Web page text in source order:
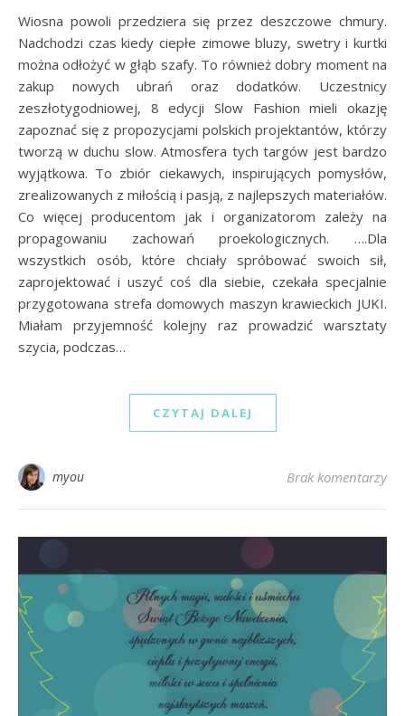
Wiosna powoli przedziera się przez deszczowe chmury.
Nadchodzi czas kiedy ciepłe zimowe bluzy, swetry i kurtki
można odłożyć w głąb szafy. To również dobry moment na
zakup nowych ubrań oraz dodatków. Uczestnicy
zeszłotygodniowej, 8 edycji Slow Fashion mieli okazję
zapoznać się z propozycjami polskich projektantów, którzy
tworzą w duchu slow. Atmosfera tych targów jest bardzo
wyjątkowa. To zbiór ciekawych, inspirujących pomysłów,
zrealizowanych z miłością i pasją, z najlepszych materiałów.
Co więcej producentom jak i organizatorom zależy na
propagowaniu zachowań proekologicznych. ….Dla
wszystkich osób, które chciały spróbować swoich sił,
zaprojektować i uszyć coś dla siebie, czekała specjalnie
przygotowana strefa domowych maszyn krawieckich JUKI.
Miałam przyjemność kolejny raz prowadzić warsztaty
szycia, podczas…
CZYTAJ DALEJ
myou Brak komentarzy